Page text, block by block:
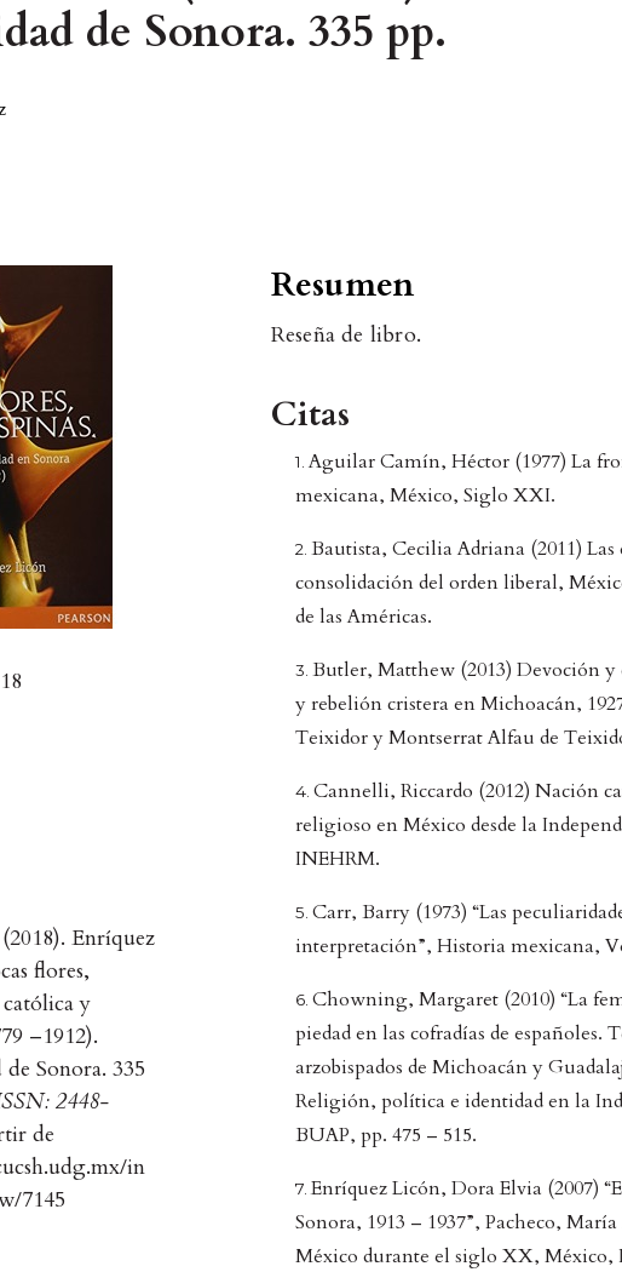
de Sonora. 335 pp.
Enríquez
flores,
católica y
–1912).
Sonora. 335
2448-
de
in
7145
Resumen
Reseña de libro.
Citas
Aguilar Camín, Héctor (1977) La
mexicana, México, Siglo XXI.
Bautista, Cecilia Adriana (2011)
consolidación del orden liberal,
de las Américas.
Butler, Matthew (2013) Devoción
y rebelión cristera en Michoacán,
Teixidor y Montserrat Alfau de
Cannelli, Riccardo (2012) Nación
religioso en México desde la
INEHRM.
Carr, Barry (1973) “Las
interpretación”, Historia mexicana,
Chowning, Margaret (2010) “La
piedad en las cofradías de españoles.
arzobispados de Michoacán y
Religión, política e identidad en la
BUAP, pp. 475 – 515.
Enríquez Licón, Dora Elvia (2007)
Sonora, 1913 – 1937”, Pacheco,
México durante el siglo XX, México,